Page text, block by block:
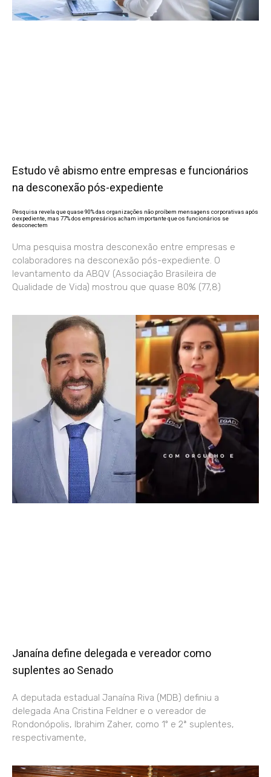
Estudo vê abismo entre empresas e funcionários
na desconexão pós-expediente
Pesquisa revela que quase 90% das organizações não proíbem mensagens corporativas após
o expediente, mas 77% dos empresários acham importante que os funcionários se
desconectem
Uma pesquisa mostra desconexão entre empresas e
colaboradores na desconexão pós-expediente. O
levantamento da ABQV (Associação Brasileira de
Qualidade de Vida) mostrou que quase 80% (77,8)
Janaína define delegada e vereador como
suplentes ao Senado
A deputada estadual Janaína Riva (MDB) definiu a
delegada Ana Cristina Feldner e o vereador de
Rondonópolis, Ibrahim Zaher, como 1º e 2ª suplentes,
respectivamente,